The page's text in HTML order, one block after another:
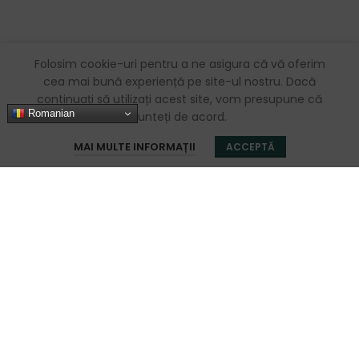
Folosim cookie-uri pentru a ne asigura că vă oferim
cea mai bună experiență pe site-ul nostru. Dacă
continuați să utilizați acest site, vom presupune că
sunteți de acord.
MAI MULTE INFORMAȚII ACCEPTĂ
Romanian
Coș Contul meu